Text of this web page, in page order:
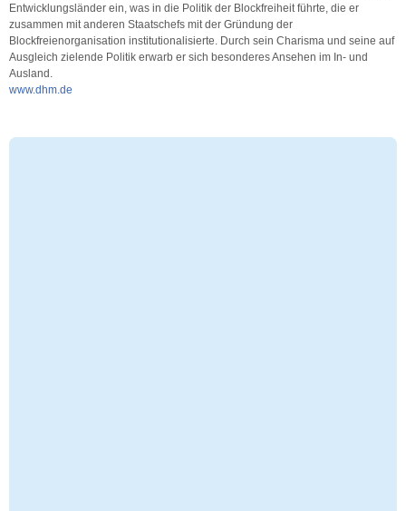
Entwicklungsländer ein, was in die Politik der Blockfreiheit führte, die er
zusammen mit anderen Staatschefs mit der Gründung der
Blockfreienorganisation institutionalisierte. Durch sein Charisma und seine auf
Ausgleich zielende Politik erwarb er sich besonderes Ansehen im In- und
Ausland.
www.dhm.de